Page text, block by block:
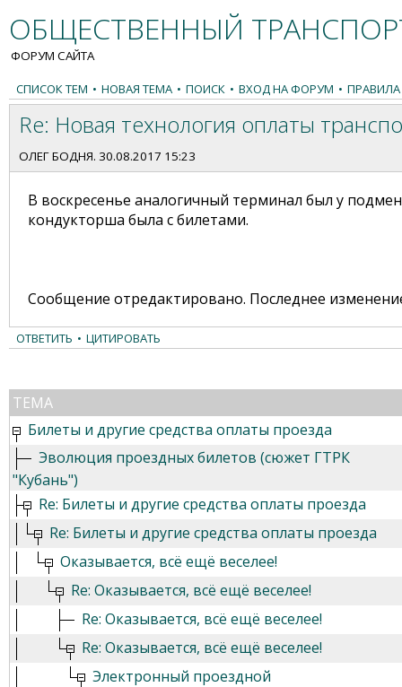
ОБЩЕСТВЕННЫЙ
ФОРУМ САЙТА
СПИСОК ТЕМ • НОВАЯ ТЕМА • ПОИСК • ВХОД НА ФОРУМ •
Re: Новая технология оплаты
ОЛЕГ БОДНЯ. 30.08.2017 15:23
В воскресенье аналогичный терминал был у
кондукторша была с билетами.
Сообщение отредактировано. Последнее
ОТВЕТИТЬ • ЦИТИРОВАТЬ
ТЕМА
Билеты и другие средства оплаты проезда
Эволюция проездных билетов (сюжет ГТРК
"Кубань")
Re: Билеты и другие средства оплаты проезда
Re: Билеты и другие средства оплаты проезда
Оказывается, всё ещё веселее!
Re: Оказывается, всё ещё веселее!
Re: Оказывается, всё ещё веселее!
Re: Оказывается, всё ещё веселее!
Электронный проездной